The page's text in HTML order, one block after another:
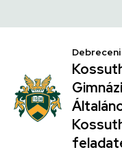
|
Kossuth
Lajos
Gyakorló
Gimnáziuma
a